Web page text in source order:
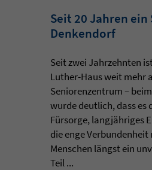
Seit 20 Jahren ein
Denkendorf
Seit zwei Jahrzehnten
Luther-Haus weit mehr
Seniorenzentrum –
wurde deutlich, dass es
Fürsorge, langjähriges
die enge Verbundenheit
Menschen längst ein
Teil ...